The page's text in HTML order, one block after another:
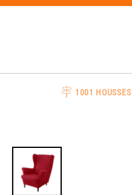
Passer
1001 HOUSSES